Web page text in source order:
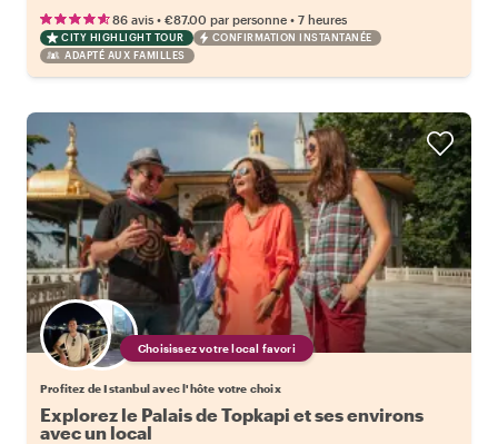
86 avis • €87.00 par personne • 7 heures
CITY HIGHLIGHT TOUR
CONFIRMATION INSTANTANÉE
ADAPTÉ AUX FAMILLES
Choisissez votre local favori
Profitez de Istanbul avec l'hôte votre choix
Explorez le Palais de Topkapi et ses environs
avec un local